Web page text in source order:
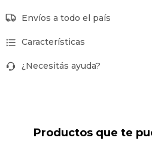
Envíos a todo el país
Características
¿Necesitás ayuda?
Productos que te